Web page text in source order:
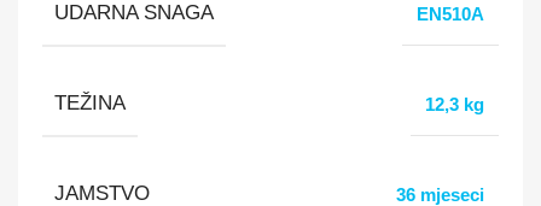
UDARNA SNAGA EN510A
TEŽINA 12,3 kg
JAMSTVO 36 mjeseci